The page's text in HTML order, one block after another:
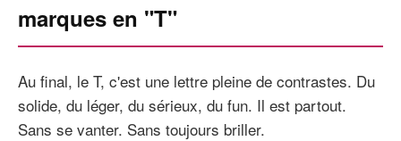
marques en "T"
Au final, le T, c'est une lettre pleine de contrastes. Du
solide, du léger, du sérieux, du fun. Il est partout.
Sans se vanter. Sans toujours briller.